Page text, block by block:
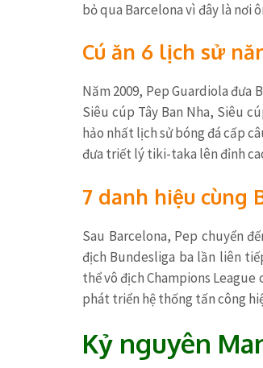
bỏ qua Barcelona vì đây là nơi
Cú ăn 6 lịch sử
Năm 2009, Pep Guardiola đưa
Siêu cúp Tây Ban Nha, Siêu
hảo nhất lịch sử bóng đá cấp
đưa triết lý tiki-taka lên đỉnh
7 danh hiệu cùng
Sau Barcelona, Pep chuyển
địch Bundesliga ba lần liên
thể vô địch Champions
phát triển hệ thống tấn công
Kỷ nguyên